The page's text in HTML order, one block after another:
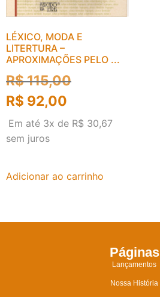
LÉXICO, MODA E
LITERTURA –
APROXIMAÇÕES PELO ...
R$115,00
R$ 92,00
Em até 3x de R$ 30,67
sem juros
Adicionar ao carrinho
Páginas
Lançamentos
Nossa História